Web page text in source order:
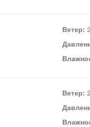
Ветер:
Ветер: